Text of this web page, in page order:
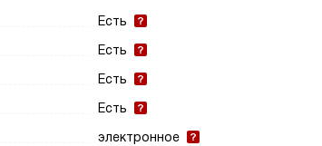
Есть
Есть
Есть
Есть
электронное